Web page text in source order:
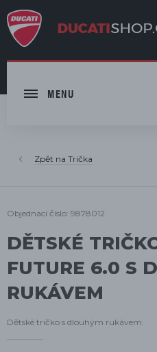
MENU
Trička
Objednací číslo: 9878012
DĚTSKÉ
FUTURE 6.0 S
RUKÁVEM
Dětské tričko s dlouhým rukávem.